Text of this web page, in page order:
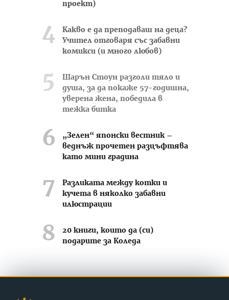
проект)
Какво е да преподаваш на деца?
Учител отговаря със забавни
комикси (и много любов)
Шарън Стоун разголи тяло и
душа, за да покаже 57-годишна,
уверена жена, победила в
тежка битка
„Зелен“ японски вестник –
веднъж прочетен разцъфтява
като мини градина
Разликата между котки и
кучета в няколко забавни
илюстрации
20 книги, които да (си)
подарите за Коледа